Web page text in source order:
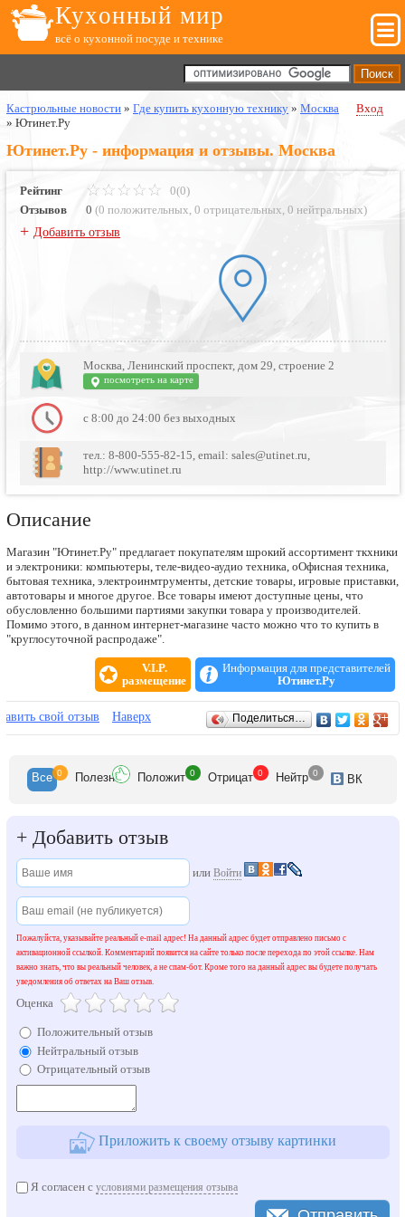
Кухонный мир
всё о кухонной посуде и технике
Кастрюльные новости » Где купить кухонную технику » Москва
» Ютинет.Ру
Вход
Ютинет.Ру - информация и отзывы. Москва
Рейтинг
0(0)
Отзывов
0 (0 положительных, 0 отрицательных, 0 нейтральных)
+ Добавить отзыв
Москва, Ленинский проспект, дом 29, строение 2
посмотреть на карте
c 8:00 до 24:00 без выходных
тел.: 8-800-555-82-15, email: sales@utinet.ru,
http://www.utinet.ru
Описание
Магазин "Ютинет.Ру" предлагает покупателям шрокий ассортимент ткхники
и электроники: компьютеры, теле-видео-аудио тех­ника, оОфисная техника,
бытовая техника, электроинмтрументы, детские товары, игровые приставки,
автотовары и многое другое. Все товары имеют доступные цены, что
обусловленно большими партиями закупки товара у производителей.
Помимо этого, в данном интернет-магазине часто можно что то купить в
"круглосуточной распродаже".
V.I.P.
размещение
Информация для представителей
Ютинет.Ру
Отзывы
свой отзыв Наверх Поделиться…
Все 0 Полезн Положит 0 Отрицат 0 Нейтр 0 ВК
+ Добавить отзыв
или Войти
Пожалуйста, указывайте реальный e-mail адрес! На данный адрес будет отправлено письмо с
активационной ссылкой. Комментарий появится на сайте только после перехода по этой ссылке. Нам
важно знать, что вы реальный человек, а не спам-бот. Кроме того на данный адрес вы будете получать
уведомления об ответах на Ваш отзыв.
Оценка
Положительный отзыв
Нейтральный отзыв
Отрицательный отзыв
Приложить к своему отзыву картинки
Я согласен с условиями размещения отзыва